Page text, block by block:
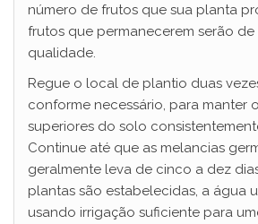
número de frutos que sua planta
frutos que permanecerem serão de
qualidade.
Regue o local de plantio duas
conforme necessário, para manter
superiores do solo
Continue até que as melancias
geralmente leva de cinco a dez
plantas são estabelecidas, a água
usando irrigação suficiente para